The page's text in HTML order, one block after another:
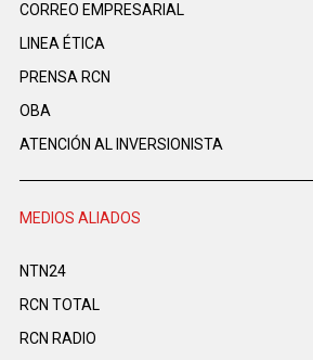
CORREO EMPRESARIAL
LINEA ÉTICA
PRENSA RCN
OBA
ATENCIÓN AL INVERSIONISTA
MEDIOS ALIADOS
NTN24
RCN TOTAL
RCN RADIO